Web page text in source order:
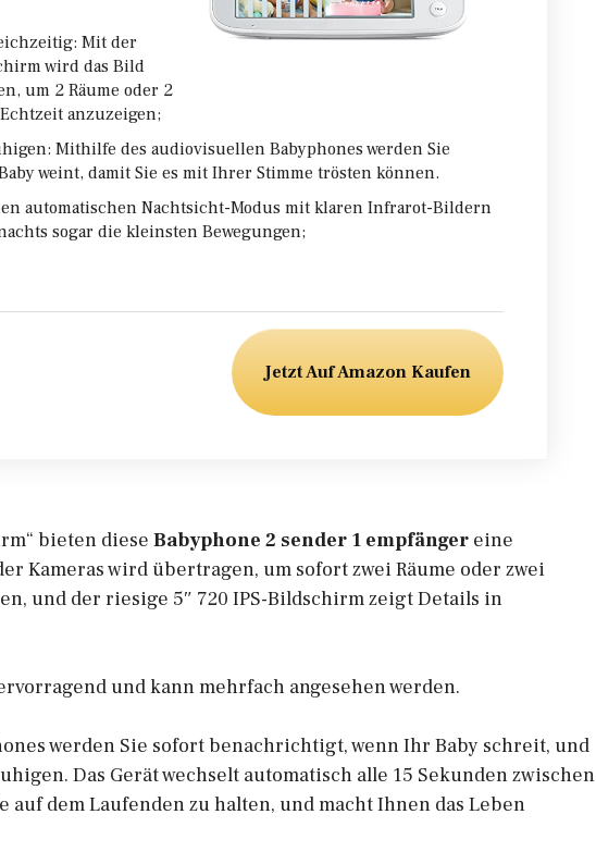
Mit der
wird das Bild
um 2 Räume oder 2
anzuzeigen;
Mithilfe des audiovisuellen Babyphones werden Sie
weint, damit Sie es mit Ihrer Stimme trösten können.
automatischen Nachtsicht-Modus mit klaren Infrarot-Bildern
sogar die kleinsten Bewegungen;
Jetzt Auf Amazon Kaufen
bieten diese Babyphone 2 sender 1 empfänger eine
Kameras wird übertragen, um sofort zwei Räume oder zwei
und der riesige 5″ 720 IPS-Bildschirm zeigt Details in
und kann mehrfach angesehen werden.
werden Sie sofort benachrichtigt, wenn Ihr Baby schreit, und
Das Gerät wechselt automatisch alle 15 Sekunden zwischen
dem Laufenden zu halten, und macht Ihnen das Leben